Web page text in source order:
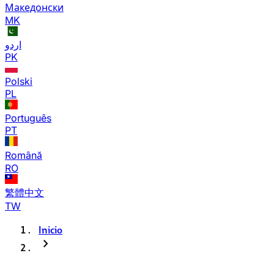
Македонски
MK
اردو
PK
Polski
PL
Português
PT
Română
RO
繁體中文
TW
Inicio
chevron_right